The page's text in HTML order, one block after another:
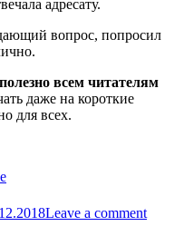
адресату.
вопрос, попросил
всем читателям
даже на короткие
для всех.
«Как
длину
брюк
Leave a comment